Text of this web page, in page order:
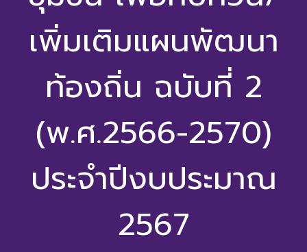
เพิ่มเติมแผนพัฒนา
ท้องถิ่น ฉบับที่ 2
(พ.ศ.2566-2570)
ประจำปีงบประมาณ
2567